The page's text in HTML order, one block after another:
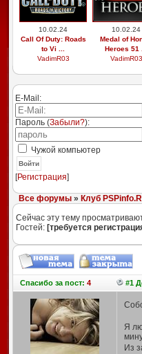
10.02.24
Call Of Duty: Roads
to Vi ...
VadimR03
10.02.24
Medal of
Heroes 51
VadimR03
E-Mail:
Пароль (Забыли?):
Чужой компьютер
Войти
[Регистрация]
Все форумы» Клуб
Сейчас эту тему
Гостей: [требуется
Спасибоза пост: 4 #1
Я
Из